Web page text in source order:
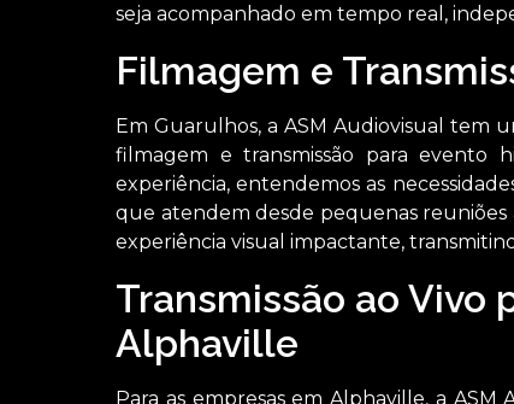
seja acompanhado em tempo real,
Filmagem e
Em Guarulhos, a ASM Audiovisual tem
filmagem e transmissão para evento
experiência, entendemos as
que atendem desde pequenas reuniões
experiência visual impactante,
Transmissão ao Vivo
Alphaville
Para as empresas em Alphaville, a